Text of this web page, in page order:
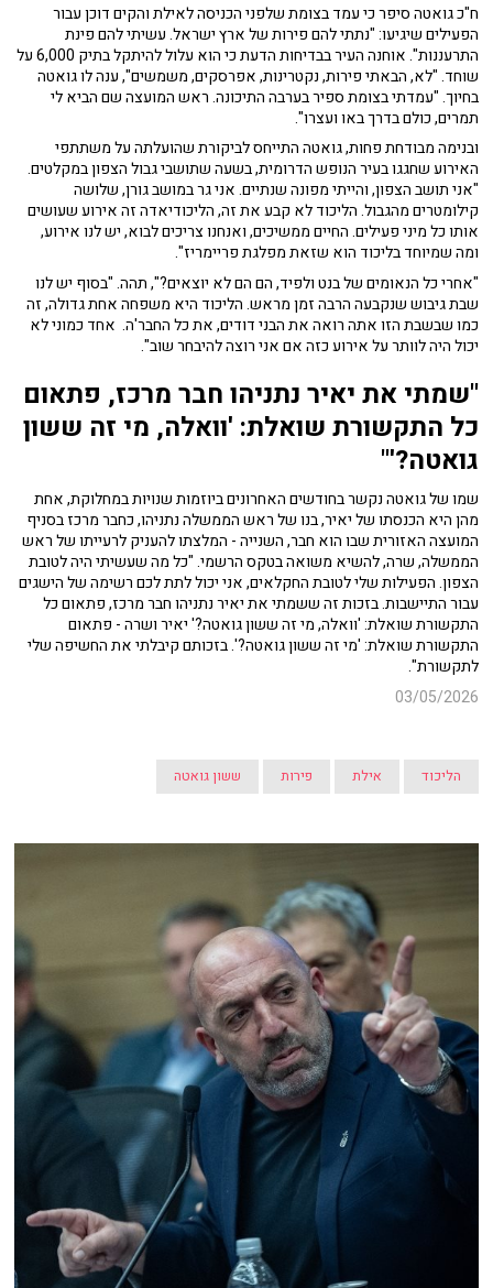
ח"כ גואטה סיפר כי עמד בצומת שלפני הכניסה לאילת והקים דוכן עבור
הפעילים שיגיעו: "נתתי להם פירות של ארץ ישראל. עשיתי להם פינת
התרעננות". אוחנה העיר בבדיחות הדעת כי הוא עלול להיתקל בתיק 6,000 על
שוחד. "לא, הבאתי פירות, נקטרינות, אפרסקים, משמשים", ענה לו גואטה
בחיוך. "עמדתי בצומת ספיר בערבה התיכונה. ראש המועצה שם הביא לי
תמרים, כולם בדרך באו ועצרו".
ובנימה מבודחת פחות, גואטה התייחס לביקורת שהועלתה על משתתפי
האירוע שחגגו בעיר הנופש הדרומית, בשעה שתושבי גבול הצפון במקלטים.
"אני תושב הצפון, והייתי מפונה שנתיים. אני גר במושב גורן, שלושה
קילומטרים מהגבול. הליכוד לא קבע את זה, הליכודיאדה זה אירוע שעושים
אותו כל מיני פעילים. החיים ממשיכים, ואנחנו צריכים לבוא, יש לנו אירוע,
ומה שמיוחד בליכוד הוא שזאת מפלגת פריימריז".
"אחרי כל הנאומים של בנט ולפיד, הם הם לא יוצאים?", תהה. "בסוף יש לנו
שבת גיבוש שנקבעה הרבה זמן מראש. הליכוד היא משפחה אחת גדולה, זה
כמו שבשבת הזו אתה רואה את הבני דודים, את כל החבר'ה. אחד כמוני לא
יכול היה לוותר על אירוע כזה אם אני רוצה להיבחר שוב".
"שמתי את יאיר נתניהו חבר מרכז, פתאום
כל התקשורת שואלת: 'וואלה, מי זה ששון
גואטה?'"
שמו של גואטה נקשר בחודשים האחרונים ביוזמות שנויות במחלוקת, אחת
מהן היא הכנסתו של יאיר, בנו של ראש הממשלה נתניהו, כחבר מרכז בסניף
המועצה האזורית שבו הוא חבר, השנייה - המלצתו להעניק לרעייתו של ראש
הממשלה, שרה, להשיא משואה בטקס הרשמי. "כל מה שעשיתי היה לטובת
הצפון. הפעילות שלי לטובת החקלאים, אני יכול לתת לכם רשימה של הישגים
עבור התיישבות. בזכות זה ששמתי את יאיר נתניהו חבר מרכז, פתאום כל
התקשורת שואלת: 'וואלה, מי זה ששון גואטה?' יאיר ושרה - פתאום
התקשורת שואלת: 'מי זה ששון גואטה?'. בזכותם קיבלתי את החשיפה שלי
לתקשורת".
03/05/2026
הליכוד אילת פירות ששון גואטה